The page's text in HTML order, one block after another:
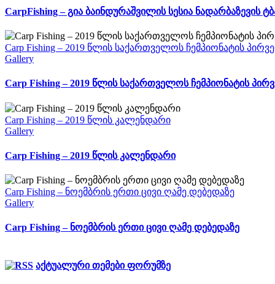
CarpFishing – გია ბაინდურაშვილის სესია ნადარბაზევის
Carp Fishing – 2019 წლის საქართველოს ჩემპიონატის
Gallery
Carp Fishing – 2019 წლის საქართველოს ჩემპიონატის
Carp Fishing – 2019 წლის კალენდარი
Gallery
Carp Fishing – 2019 წლის კალენდარი
Carp Fishing – ნოემბრის ერთი ცივი ღამე დებედაზე
Gallery
Carp Fishing – ნოემბრის ერთი ცივი ღამე დებედაზე
აქტუალური თემები ფორუმზე